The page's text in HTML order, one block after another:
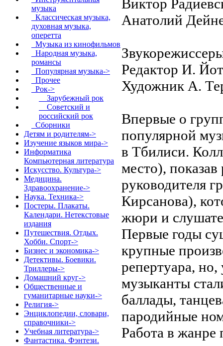
музыка
Классическая музыка,
духовная музыка,
оперетта
Музыка из кинофильмов
Народная музыка,
романсы
Популярная музыка->
Прочее
Рок->
Зарубежный рок
Советский и
российский рок
Сборники
Детям и родителям->
Изучение языков мира->
Информатика
Компьютерная литература
Искусство. Культура->
Медицина.
Здравоохранение->
Наука. Техника->
Постеры. Плакаты.
Календари. Нетекстовые
издания
Путешествия. Отдых.
Хобби. Спорт->
Бизнес и экономика->
Детективы. Боевики.
Триллеры->
Домашний круг->
Общественные и
гуманитарные науки->
Религия->
Энциклопедии, словари,
справочники->
Учебная литература->
Фантастика. Фэнтези.
Виктор
Анатолий
Редактор И.
Художник А.
Впервые о
популярной
в Тбилиси.
место),
руководителя
Кирсанова),
жюри и
Первые годы
крупные
репертуара,
музыканты
баллады,
пародийные
Работа в жанре